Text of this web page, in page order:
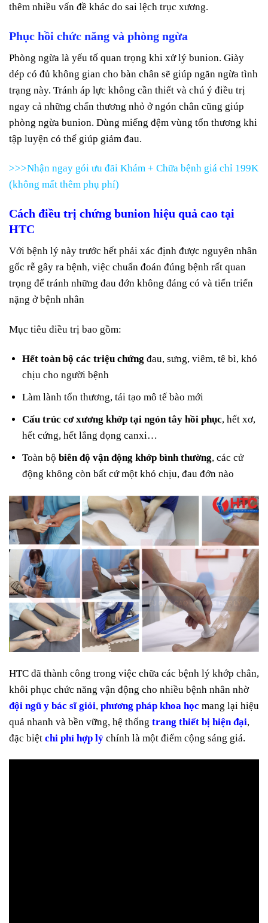
thêm nhiều vấn đề khác do sai lệch trục xương.
Phục hồi chức năng và phòng ngừa
Phòng ngừa là yếu tố quan trọng khi xử lý bunion. Giày
dép có đủ không gian cho bàn chân sẽ giúp ngăn ngừa tình
trạng này. Tránh áp lực không cần thiết và chú ý điều trị
ngay cả những chấn thương nhỏ ở ngón chân cũng giúp
phòng ngừa bunion. Dùng miếng đệm vùng tổn thương khi
tập luyện có thể giúp giảm đau.
>>>Nhận ngay gói ưu đãi Khám + Chữa bệnh giá chỉ 199K
(không mất thêm phụ phí)
Cách điều trị chứng bunion hiệu quả cao tại
HTC
Với bệnh lý này trước hết phải xác định được nguyên nhân
gốc rễ gây ra bệnh, việc chuẩn đoán đúng bệnh rất quan
trọng để tránh những đau đớn không đáng có và tiến triển
nặng ở bệnh nhân
Mục tiêu điều trị bao gồm:
Hết toàn bộ các triệu chứng đau, sưng, viêm, tê bì, khó
chịu cho người bệnh
Làm lành tổn thương, tái tạo mô tế bào mới
Cấu trúc cơ xương khớp tại ngón tây hồi phục, hết xơ,
hết cứng, hết lắng đọng canxi…
Toàn bộbiên độ vận động khớp bình thường, các cử
động không còn bất cứ một khó chịu, đau đớn nào
HTC đã thành công trong việc chữa các bệnh lý khớp chân,
khôi phục chức năng vận động cho nhiều bệnh nhân nhờ
đội ngũ y bác sĩ giỏi, phương pháp khoa học mang lại hiệu
quả nhanh và bền vững, hệ thống trang thiết bị hiện đại,
đặc biệt chi phí hợp lý chính là một điểm cộng sáng giá.